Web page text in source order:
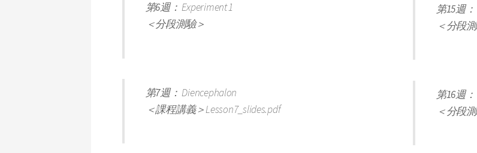
第6週：Experiment 1
＜分段測驗＞
第7週：Diencephalon
＜課程講義＞Lesson7_slides.pdf
第15週：
＜分段
第16週
＜分段